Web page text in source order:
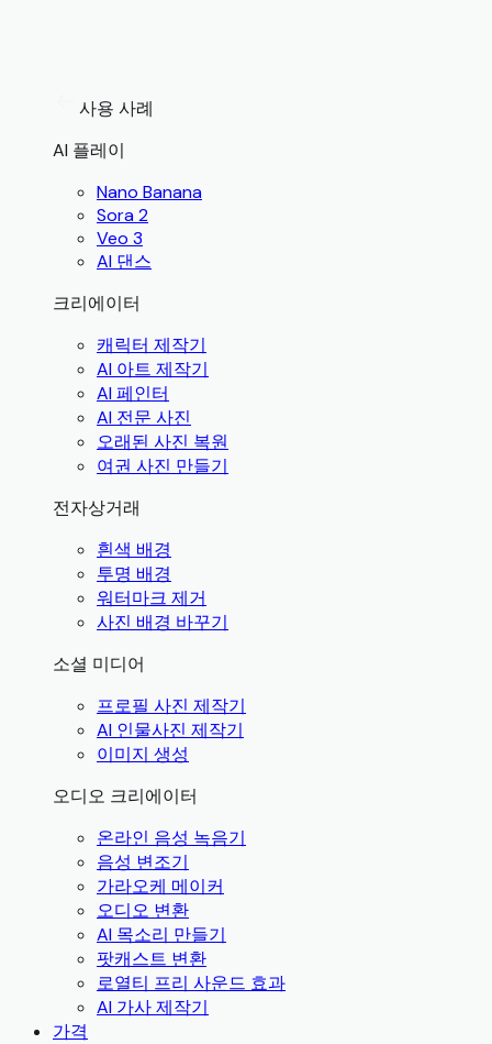
사용 사례
AI 플레이
Nano Banana
Sora 2
Veo 3
AI 댄스
크리에이터
캐릭터 제작기
AI 아트 제작기
AI 페인터
AI 전문 사진
오래된 사진 복원
여권 사진 만들기
전자상거래
흰색 배경
투명 배경
워터마크 제거
사진 배경 바꾸기
소셜 미디어
프로필 사진 제작기
AI 인물사진 제작기
이미지 생성
오디오 크리에이터
온라인 음성 녹음기
음성 변조기
가라오케 메이커
오디오 변환
AI 목소리 만들기
팟캐스트 변환
로열티 프리 사운드 효과
AI 가사 제작기
가격